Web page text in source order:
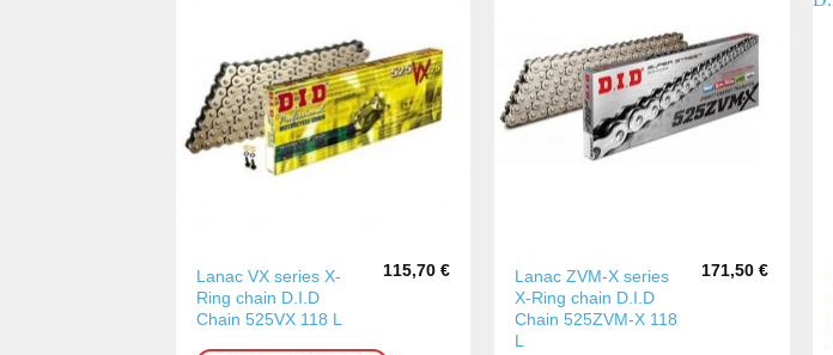
Lanac VX series X-
Ring chain D.I.D
Chain 525VX 118 L
115,70€
Lanac ZVM-X series
X-Ring chain D.I.D
Chain 525ZVM-X 118
L
171,50€